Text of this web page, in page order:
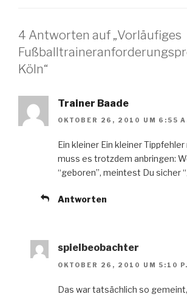
4 Antworten auf „Vorläufiges
Köln“
Trainer Baade
OKTOBER 26, 2010 UM 6:55
Ein kleiner Ein kleiner Tippfehler
muss es trotzdem anbringen:
“geboren”, meintest Du sicher
Antworten
spielbeobachter
OKTOBER 26, 2010 UM 5:10
Das war tatsächlich so